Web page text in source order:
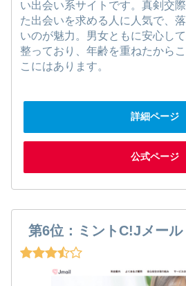
い出会い系サイトです。真剣交
た出会いを求める人に人気で、
いのが魅力。男女ともに安心し
整っており、年齢を重ねたから
こにはあります。
詳細ページ
公式ページ
第6位：ミントC!Jメール